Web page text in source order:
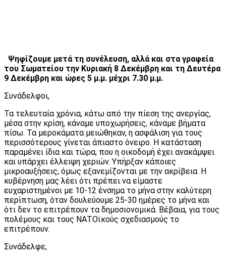
Ψηφίζουμε μετά τη συνέλευση, αλλά και στα γραφεία
του Σωματείου την Κυριακή 8 Δεκέμβρη και τη Δευτέρα
9 Δεκέμβρη και ώρες 5 μ.μ. μέχρι 7.30 μ.μ.
Συνάδελφοι,
Τα τελευταία χρόνια, κάτω από την πίεση της ανεργίας,
μέσα στην κρίση, κάναμε υποχωρήσεις, κάναμε βήματα
πίσω. Τα μεροκάματα μειώθηκαν, η ασφάλιση για τους
περισσότερους γίνεται άπιαστο όνειρο. Η κατάσταση
παραμένει ίδια και τώρα, που η οικοδομή έχει ανακάμψει
και υπάρχει έλλειψη χεριών. Υπήρξαν κάποιες
μικροαυξήσεις, όμως εξανεμίζονται με την ακρίβεια. Η
κυβέρνηση μας λέει ότι πρέπει να είμαστε
ευχαριστημένοι με 10-12 ένσημα το μήνα στην καλύτερη
περίπτωση, όταν δουλεύουμε 25-30 ημέρες το μήνα και
ότι δεν το επιτρέπουν τα δημοσιονομικά. Βέβαια, για τους
πολέμους και τους ΝΑΤΟϊκούς σχεδιασμούς το
επιτρέπουν.
Συνάδελφε,